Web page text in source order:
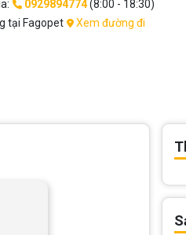
0929894774(8:00 - 18:30)
tại Fagopet
Xem đường đi